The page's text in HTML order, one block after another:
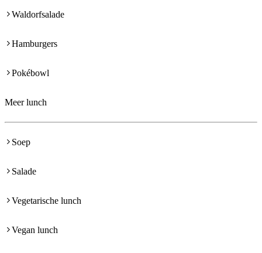
Waldorfsalade
Hamburgers
Pokébowl
Meer lunch
Soep
Salade
Vegetarische lunch
Vegan lunch